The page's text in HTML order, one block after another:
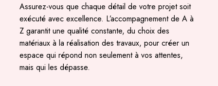
Assurez-vous que chaque détail de votre projet soit
exécuté avec excellence. L’accompagnement de A à
Z garantit une qualité constante, du choix des
matériaux à la réalisation des travaux, pour créer un
espace qui répond non seulement à vos attentes,
mais qui les dépasse.